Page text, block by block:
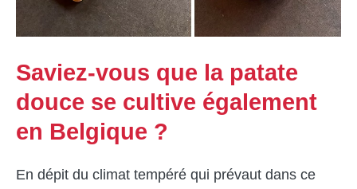
Saviez-vous que la patate
douce se cultive également
en Belgique ?
En dépit du climat tempéré qui prévaut dans ce